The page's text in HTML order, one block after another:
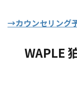
→カウンセリング
WAPLE